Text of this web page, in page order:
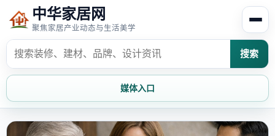
中华家居网
聚焦家居产业动态与生活美学
搜索
媒体入口
首页 家居资讯